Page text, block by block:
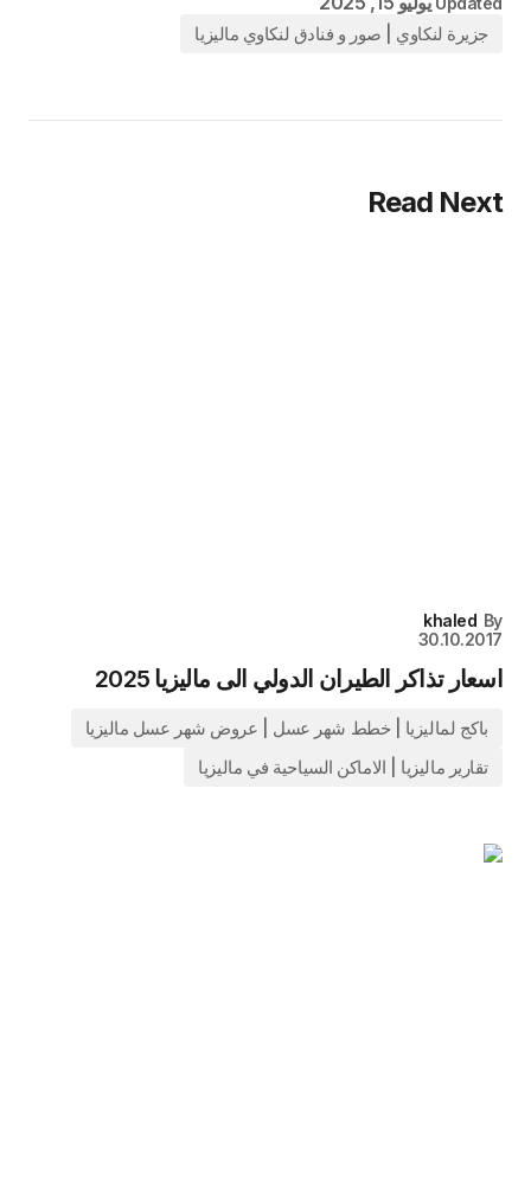
جزيرة لنكاوي | صور و فنادق لنكاوي ماليزيا
Read Next
By
khaled
30.10.2017
اسعار تذاكر الطيران الدولي الى ماليزيا 2025
باكج لماليزيا | خطط شهر عسل | عروض شهر عسل ماليزيا
تقارير ماليزيا | الاماكن السياحية في ماليزيا